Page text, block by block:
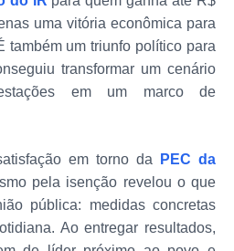
uma vitória econômica para
também um triunfo político para
transformar um cenário
em um marco de
em torno da
PEC da
pela isenção revelou o que
pública: medidas concretas
Ao entregar resultados,